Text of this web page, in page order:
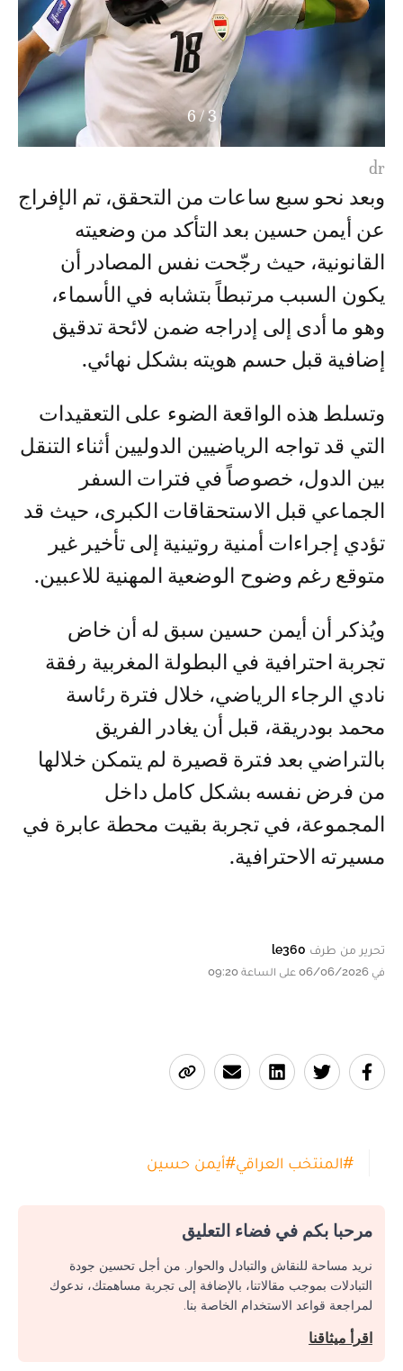
3
/
6
dr
وبعد نحو سبع ساعات من التحقق، تم الإفراج
عن أيمن حسين بعد التأكد من وضعيته
القانونية، حيث رجّحت نفس المصادر أن
يكون السبب مرتبطاً بتشابه في الأسماء،
وهو ما أدى إلى إدراجه ضمن لائحة تدقيق
إضافية قبل حسم هويته بشكل نهائي.
وتسلط هذه الواقعة الضوء على التعقيدات
التي قد تواجه الرياضيين الدوليين أثناء التنقل
بين الدول، خصوصاً في فترات السفر
الجماعي قبل الاستحقاقات الكبرى، حيث قد
تؤدي إجراءات أمنية روتينية إلى تأخير غير
متوقع رغم وضوح الوضعية المهنية للاعبين.
ويُذكر أن أيمن حسين سبق له أن خاض
تجربة احترافية في البطولة المغربية رفقة
نادي الرجاء الرياضي، خلال فترة رئاسة
محمد بودريقة، قبل أن يغادر الفريق
بالتراضي بعد فترة قصيرة لم يتمكن خلالها
من فرض نفسه بشكل كامل داخل
المجموعة، في تجربة بقيت محطة عابرة في
مسيرته الاحترافية.
تحرير من طرف le360
في 06/06/2026 على الساعة 09:20
#المنتخب العراقي#أيمن حسين
مرحبا بكم في فضاء التعليق
نريد مساحة للنقاش والتبادل والحوار. من أجل تحسين جودة
التبادلات بموجب مقالاتنا، بالإضافة إلى تجربة مساهمتك، ندعوك
لمراجعة قواعد الاستخدام الخاصة بنا.
اقرأ ميثاقنا